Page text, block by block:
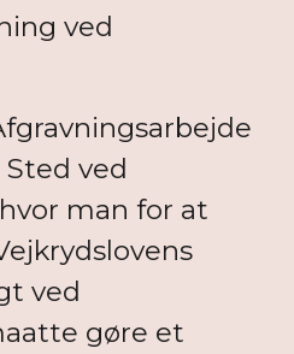
ved
ved
man for at
ved
gøre et